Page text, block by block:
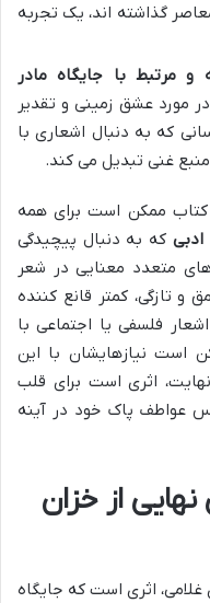
گذاشته اند، یک تجربه
مرتبط با جایگاه مادر
مورد عشق زمینی و تقدیر
که به دنبال اشعاری با
غنی تبدیل می کند.
کتاب ممکن است برای همه
ادبی که به دنبال پیچیدگی
های متعدد معنایی در شعر
و تازگی، کمتر قانع کننده
فلسفی یا اجتماعی با
است نیازهایشان با این
اثری است برای قلب
عواطف پاک خود در آینه
از خزان
اثری است که جایگاه